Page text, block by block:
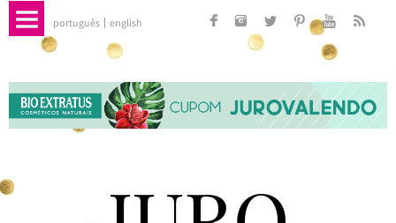
português english